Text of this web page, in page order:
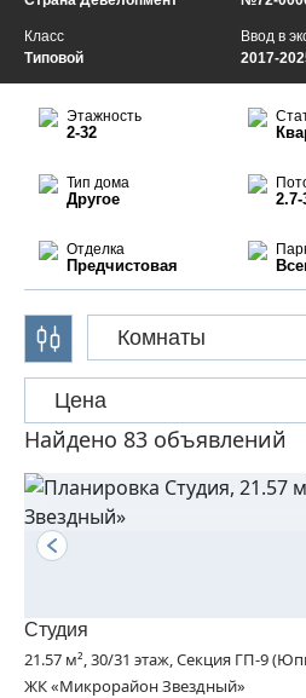
Ввод в
2017-
Класс
Типовой
Этажность
2-32
Тип дома
Другое
Отделка
Предчистовая
Комнаты
Цена
Найдено 83 объявлений
Студия
21.57 м², 30/31 этаж, Секция ГП-9
ЖК «Микрорайон Звездный»